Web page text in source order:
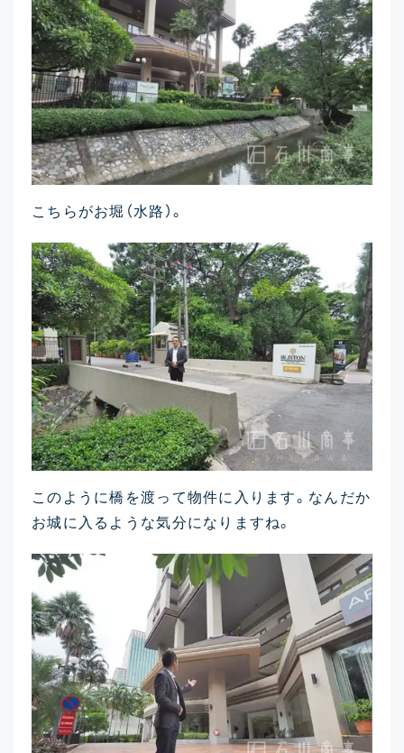
こちらがお堀（水路）。
このように橋を渡って物件に入ります。なんだか
お城に入るような気分になりますね。